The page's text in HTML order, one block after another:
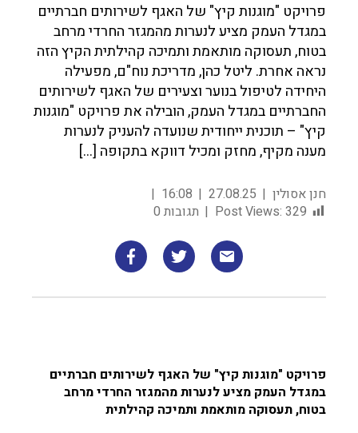
פרויקט "מוגנות קיץ" של האגף לשירותים חברתיים
במגדל העמק מציע לנערות מהמגזר החרדי מרחב
בטוח, תעסוקה מותאמת ותמיכה קהילתית הקיץ הזה
נראה אחרת. ליטל כהן, מדריכת נוח"ם, מפעילה
היחידה לטיפול בנוער וצעירים של האגף לשירותים
החברתיים במגדל העמק, הובילה את פרויקט "מוגנות
קיץ" – תוכנית ייחודית שנועדה להעניק לנערות
מענה מקיף, מחזק ומכיל דווקא בתקופה […]
חנן אסולין 27.08.25
16:08
Post Views: 329 תגובות 0
פרויקט "מוגנות קיץ" של האגף לשירותים חברתיים
במגדל העמק מציע לנערות מהמגזר החרדי מרחב
בטוח, תעסוקה מותאמת ותמיכה קהילתית